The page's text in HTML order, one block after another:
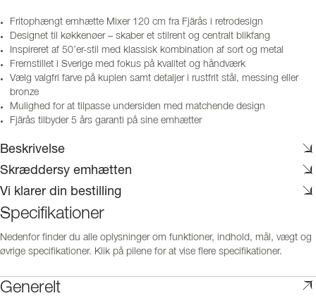
Fritophængt emhætte Mixer 120 cm fra Fjärås i retrodesign
Designet til køkkenøer – skaber et stilrent og centralt blikfang
Inspireret af 50’er-stil med klassisk kombination af sort og metal
Fremstillet i Sverige med fokus på kvalitet og håndværk
Vælg valgfri farve på kuplen samt detaljer i rustfrit stål, messing eller
bronze
Mulighed for at tilpasse undersiden med matchende design
Fjärås tilbyder 5 års garanti på sine emhætter
Beskrivelse
Skræddersy emhætten
Vi klarer din bestilling
Specifikationer
Nedenfor finder du alle oplysninger om funktioner, indhold, mål, vægt og
øvrige specifikationer. Klik på pilene for at vise flere specifikationer.
Generelt